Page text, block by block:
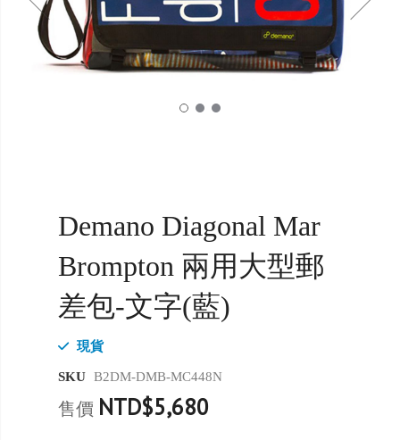
gallery
gallery
Demano Diagonal Mar
Brompton 兩用大型郵
差包-文字(藍)
現貨
SKU B2DM-DMB-MC448N
售價 NTD$5,680